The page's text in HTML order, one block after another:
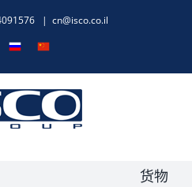
| cn@isco.co.il
Русский
中
货物